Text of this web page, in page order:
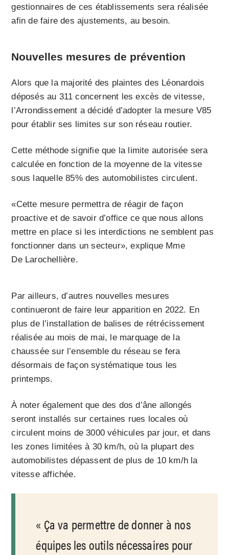
gestionnaires de ces établissements sera réalisée
afin de faire des ajustements, au besoin.
Nouvelles mesures de prévention
Alors que la majorité des plaintes des Léonardois
déposés au 311 concernent les excès de vitesse,
l’Arrondissement a décidé d’adopter la mesure V85
pour établir ses limites sur son réseau routier.
Cette méthode signifie que la limite autorisée sera
calculée en fonction de la moyenne de la vitesse
sous laquelle 85% des automobilistes circulent.
«Cette mesure permettra de réagir de façon
proactive et de savoir d’office ce que nous allons
mettre en place si les interdictions ne semblent pas
fonctionner dans un secteur», explique Mme
De Larochellière.
Par ailleurs, d’autres nouvelles mesures
continueront de faire leur apparition en 2022. En
plus de l’installation de balises de rétrécissement
réalisée au mois de mai, le marquage de la
chaussée sur l’ensemble du réseau se fera
désormais de façon systématique tous les
printemps.
À noter également que des dos d’âne allongés
seront installés sur certaines rues locales où
circulent moins de 3000 véhicules par jour, et dans
les zones limitées à 30 km/h, où la plupart des
automobilistes dépassent de plus de 10 km/h la
vitesse affichée.
Ça va permettre de donner à nos
équipes les outils nécessaires pour